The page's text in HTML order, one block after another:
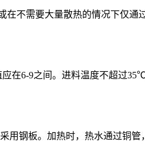
不需要大量散热的情况下仅通
在6-9之间。进料温度不超过
用钢板。加热时，热水通过铜